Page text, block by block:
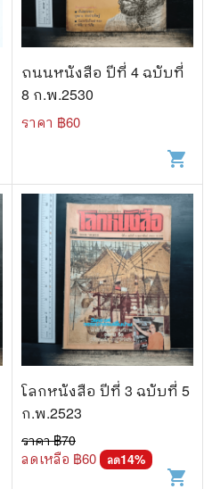
ถนนหนังสือ ปีที่ 4 ฉบับที่
8 ก.พ.2530
ราคา ฿60
shopping_cart
โลกหนังสือ ปีที่ 3 ฉบับที่ 5
ก.พ.2523
ราคา ฿70
ลดเหลือ ฿60 ลด14%
shopping_cart